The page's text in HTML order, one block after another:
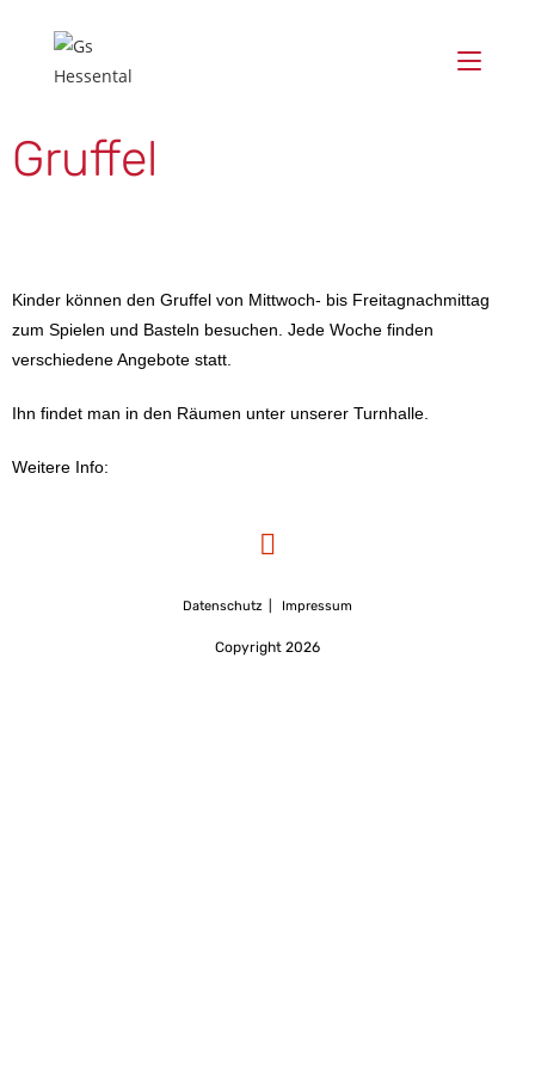
Gruffel
Kinder können den Gruffel von Mittwoch- bis Freitagnachmittag
zum Spielen und Basteln besuchen. Jede Woche finden
verschiedene Angebote statt.
Ihn findet man in den Räumen unter unserer Turnhalle.
Weitere Info:
Datenschutz Impressum
Copyright 2026